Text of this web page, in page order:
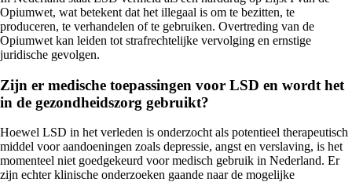
Opiumwet, wat betekent dat het illegaal is om te bezitten, te
produceren, te verhandelen of te gebruiken. Overtreding van de
Opiumwet kan leiden tot strafrechtelijke vervolging en ernstige
juridische gevolgen.
Zijn er medische toepassingen voor LSD en wordt het
in de gezondheidszorg gebruikt?
Hoewel LSD in het verleden is onderzocht als potentieel therapeutisch
middel voor aandoeningen zoals depressie, angst en verslaving, is het
momenteel niet goedgekeurd voor medisch gebruik in Nederland. Er
zijn echter klinische onderzoeken gaande naar de mogelijke